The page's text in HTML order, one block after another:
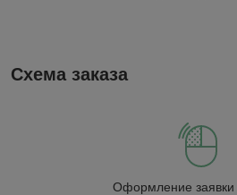
Схема заказа
Оформление заявки